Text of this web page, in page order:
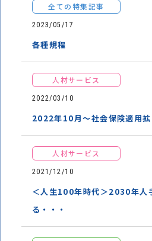
全ての特集記事
2023/05/17
各種規程
人材サービス
2022/03/10
2022年10月～社会保険適用拡
人材サービス
2021/12/10
＜人生100年時代＞2030年人
る・・・